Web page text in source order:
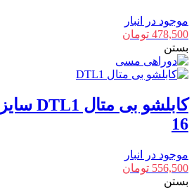
موجود در انبار
478,500 تومان
بستن
16
موجود در انبار
556,500 تومان
بستن